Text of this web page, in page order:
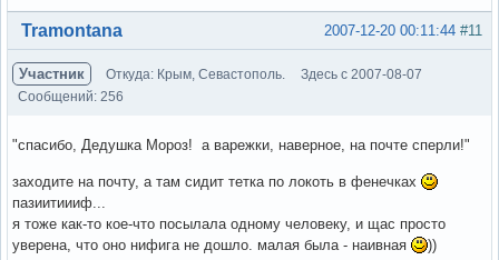
Вне форума #11
2007-12-20 00:11:44
Tramontana
Участник Откуда: Крым, Севастополь.
Здесь с 2007-08-07
Сообщений: 256
"спасибо, Дедушка Мороз! а варежки, наверное, на почте сперли!"
заходите на почту, а там сидит тетка по локоть в фенечках
пазиитиииф...
я тоже как-то кое-что посылала одному человеку, и щас просто
уверена, что оно нифига не дошло. малая была - наивная
))